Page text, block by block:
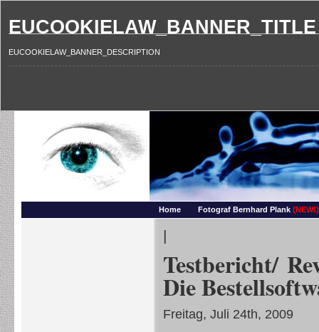
EUCOOKIELAW_BANNER_TITLE
EUCOOKIELAW_BANNER_DESCRIPTION
Home Fotograf Bernhard Plank (NEW!)
|
Testbericht/
Die
Freitag, Juli 24th, 2009